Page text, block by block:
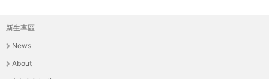
培
養
具
r
e
主
選
新生專區
News
About